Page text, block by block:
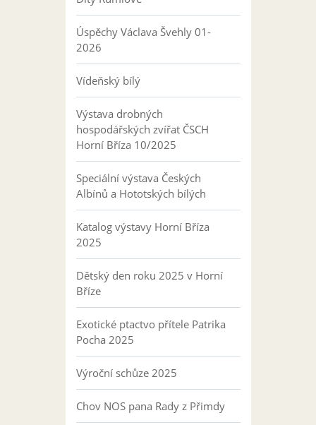
Úspěchy Václava Švehly 01-
2026
Vídeňský bílý
Výstava drobných
hospodářských zvířat ČSCH
Horní Bříza 10/2025
Speciální výstava Českých
Albínů a Hototských bílých
Katalog výstavy Horní Bříza
2025
Dětský den roku 2025 v Horní
Bříze
Exotické ptactvo přítele Patrika
Pocha 2025
Výroční schůze 2025
Chov NOS pana Rady z Přimdy